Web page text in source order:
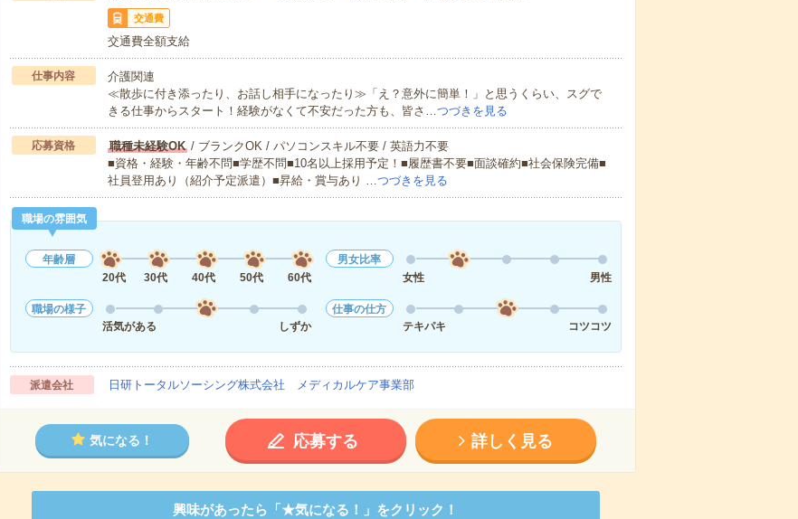
交通費
交通費全額支給
仕事内容
介護関連
≪散歩に付き添ったり、お話し相手になったり≫「え？意外に簡単！」と思うくらい、スグで
きる仕事からスタート！経験がなくて不安だった方も、皆さ…つづきを見る
応募資格 職種未経験OK/ ブランクOK / パソコンスキル不要 / 英語力不要
■資格・経験・年齢不問■学歴不問■10名以上採用予定！■履歴書不要■面談確約■社会保険完備■
社員登用あり（紹介予定派遣）■昇給・賞与あり …つづきを見る
職場の雰囲気
年齢層
20代
30代 40代 50代 60代
男女比率
女性
男性
職場の様子
活気がある
しずか
仕事の仕方
テキパキ
コツコツ
派遣会社 日研トータルソーシング株式会社 メディカルケア事業部
気になる！ 応募する 詳しく見る
興味があったら「★気になる！」をクリック！